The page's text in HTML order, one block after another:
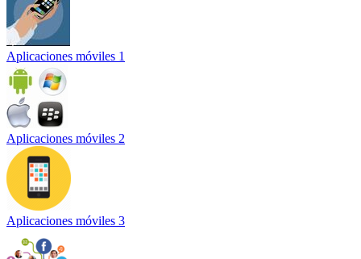
Aplicaciones móviles 1
Aplicaciones móviles 2
Aplicaciones móviles 3